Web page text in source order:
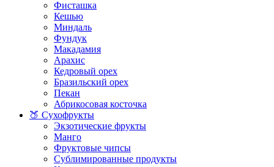
Фисташка
Кешью
Миндаль
Фундук
Макадамия
Арахис
Кедровый орех
Бразильский орех
Пекан
Абрикосовая косточка
🍑 Сухофрукты
Экзотические фрукты
Манго
Фруктовые чипсы
Сублимированные продукты